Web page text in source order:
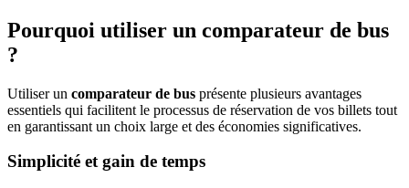
Pourquoi utiliser un comparateur de bus
?
Utiliser un comparateur de bus présente plusieurs avantages
essentiels qui facilitent le processus de réservation de vos billets tout
en garantissant un choix large et des économies significatives.
Simplicité et gain de temps